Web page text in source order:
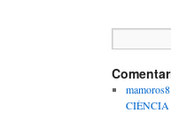
mamoros8